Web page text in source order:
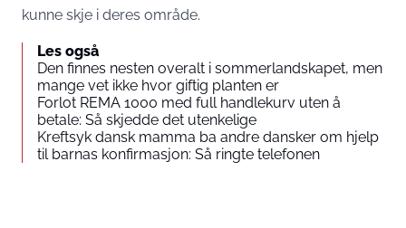
kunne skje i deres område.
Les også
Den finnes nesten overalt i sommerlandskapet, men
mange vet ikke hvor giftig planten er
Forlot REMA 1000 med full handlekurv uten å
betale: Så skjedde det utenkelige
Kreftsyk dansk mamma ba andre dansker om hjelp
til barnas konfirmasjon: Så ringte telefonen